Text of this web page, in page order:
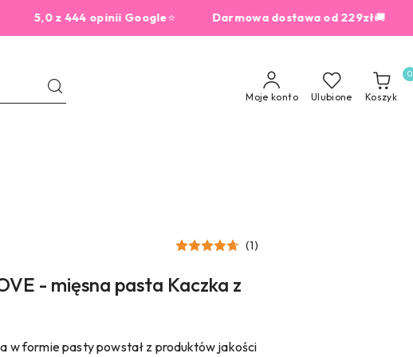
5,0 z 444 opinii Google⭐ Darmowa dostawa od 229zł🚚
Moje konto Ulubione Koszyk
0
(1)
- mięsna pasta Kaczka z
w formie pasty powstał z produktów jakości